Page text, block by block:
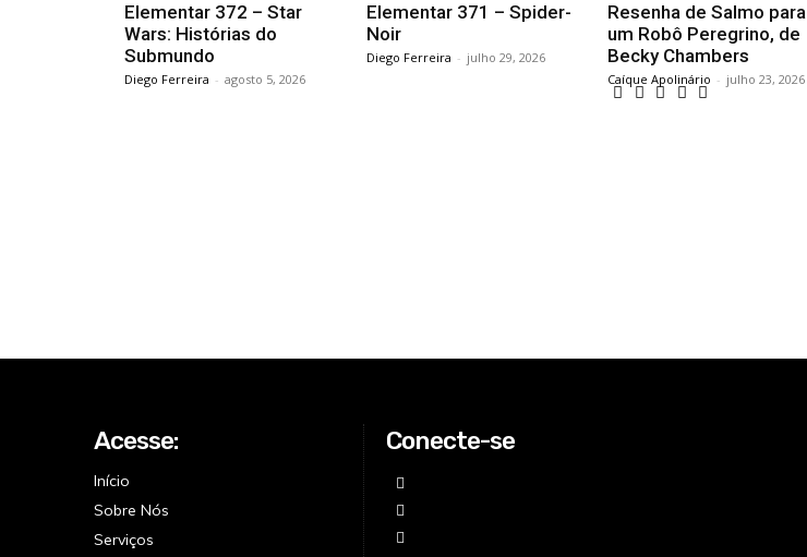
Elementar 372 – Star
Wars: Histórias do
Submundo
Diego Ferreira - agosto 5, 2026
Elementar 371 – Spider-
Noir
Diego Ferreira - julho 29, 2026
Resenha de Salmo para
um Robô Peregrino, de
Becky Chambers
Caíque Apolinário - julho 23, 2026
Acesse:
Início
Sobre Nós
Serviços
Conecte-se